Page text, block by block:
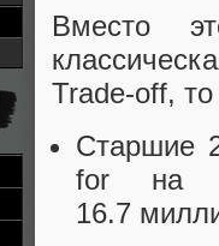
Вместо
Trade‑off,
Старшие
for на
16.7